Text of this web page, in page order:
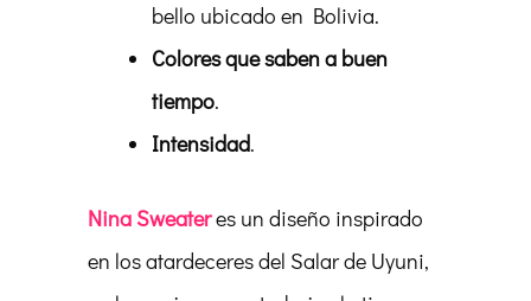
bello ubicado en Bolivia.
Colores que saben a buen
tiempo.
Intensidad.
Nina Sweateres un diseño inspirado
en los atardeceres del Salar de Uyuni,